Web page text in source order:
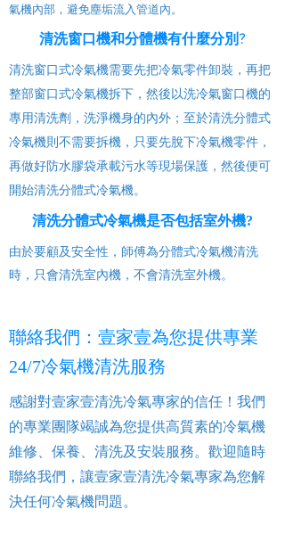
氣機內部，避免塵垢流入管道內。
清洗窗口機和分體機有什麼分別?
清洗窗口式冷氣機需要先把冷氣零件卸裝，再把
整部窗口式冷氣機拆下，然後以洗冷氣窗口機的
專用清洗劑，洗淨機身的內外；至於清洗分體式
冷氣機則不需要拆機，只要先脫下冷氣機零件，
再做好防水膠袋承載污水等現場保護，然後便可
開始清洗分體式冷氣機。
清洗分體式冷氣機是否包括室外機?
由於要顧及安全性，師傅為分體式冷氣機清洗
時，只會清洗室內機，不會清洗室外機。
聯絡我們：壹家壹為您提供專業
24/7冷氣機清洗服務
感謝對壹家壹清洗冷氣專家的信任！我們
的專業團隊竭誠為您提供高質素的冷氣機
維修、保養、清洗及安裝服務。歡迎隨時
聯絡我們，讓壹家壹清洗冷氣專家為您解
決任何冷氣機問題。